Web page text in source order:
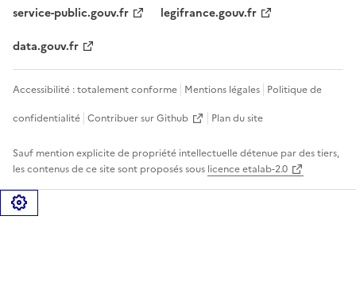
service-public.gouv.fr
legifrance.gouv.fr
data.gouv.fr
Accessibilité : totalement conforme Mentions légales Politique de
confidentialité Contribuer sur Github Plan du site
Sauf mention explicite de propriété intellectuelle détenue par des tiers,
les contenus de ce site sont proposés sous licence etalab-2.0
Gérer les cookies